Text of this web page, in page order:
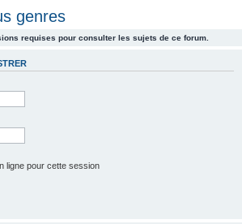
genres
requises pour consulter les sujets de ce forum.
ligne pour cette session